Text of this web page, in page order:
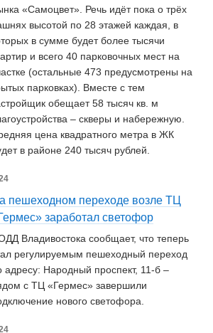
«Самоцвет». Речь идёт пока о трёх
высотой по 28 этажей каждая, в
в сумме будет более тысячи
и всего 40 парковочных мест на
(остальные 473 предусмотрены на
парковках). Вместе с тем
обещает 58 тысяч кв. м
– скверы и набережную.
цена квадратного метра в ЖК
в районе 240 тысяч рублей.
пешеходном переходе возле ТЦ
заработал светофор
Владивостока сообщает, что теперь
регулируемым пешеходный переход
адресу: Народный проспект, 11-б –
с ТЦ «Гермес» завершили
нового светофора.